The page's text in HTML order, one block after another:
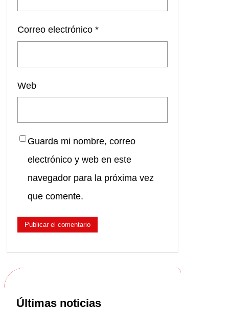
Correo electrónico *
Web
Guarda mi nombre, correo
electrónico y web en este
navegador para la próxima vez
que comente.
Últimas noticias